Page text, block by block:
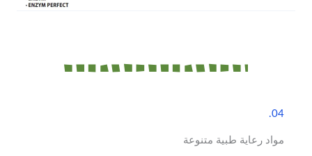
04.
مواد رعاية طبية متنوعة